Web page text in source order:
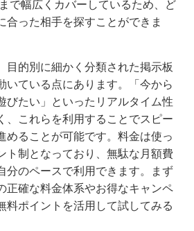
で幅広くカバーしているため、ど
合った相手を探すことができま
目的別に細かく分類された掲示板
いている点にあります。「今から
びたい」といったリアルタイム性
、これらを利用することでスピー
めることが可能です。料金は使っ
ト制となっており、無駄な月額費
分のペースで利用できます。まず
正確な料金体系やお得なキャンペ
料ポイントを活用して試してみる